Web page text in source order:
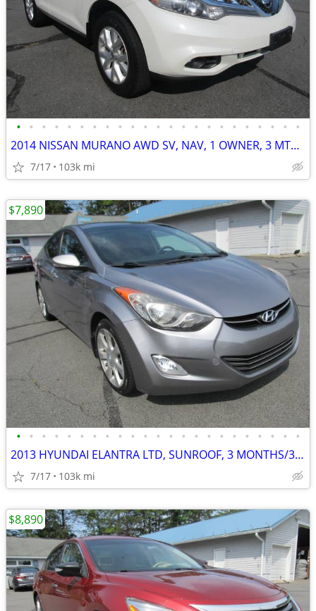
• • • • • • • • • • • • • • • • • • • • • • •
2014 NISSAN MURANO AWD SV, NAV, 1 OWNER, 3 MTH/3,000 ML POWERTRAIN WTY
7/17 103k mi
• • • • • • • • • • • • • • • • • • • • • • •
2013 HYUNDAI ELANTRA LTD, SUNROOF, 3 MONTHS/3,000 MILE POWERTRAIN WTY
7/17 103k mi
$7,890
$8,890